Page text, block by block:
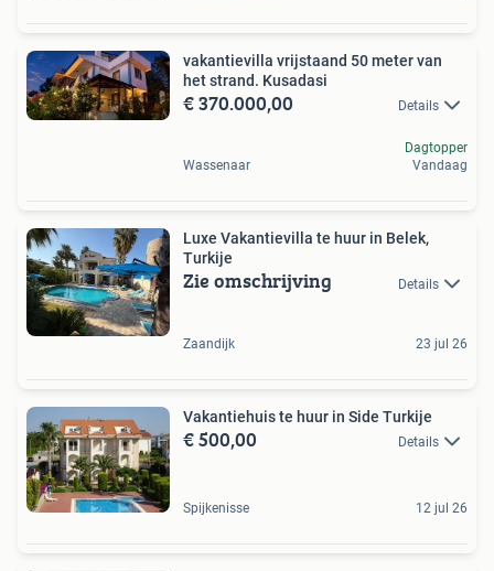
vakantievilla vrijstaand 50 meter van
het strand. Kusadasi
€ 370.000,00 Details
Wassenaar
Dagtopper
Vandaag
Luxe Vakantievilla te huur in Belek,
Turkije
Zie omschrijving Details
Zaandijk 23 jul 26
Vakantiehuis te huur in Side Turkije
€ 500,00 Details
Spijkenisse 12 jul 26